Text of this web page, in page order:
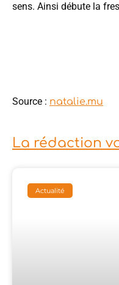
sens. Ainsi débute la
Source : natalie.mu
La rédaction
Actualité